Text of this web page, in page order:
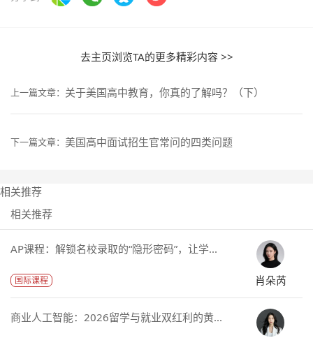
去主页浏览TA的更多精彩内容 >>
上一篇文章： 关于美国高中教育，你真的了解吗？（下）
下一篇文章： 美国高中面试招生官常问的四类问题
相关推荐
相关推荐
AP课程：解锁名校录取的“隐形密码”，让学...
国际课程 肖朵芮
商业人工智能：2026留学与就业双红利的黄...